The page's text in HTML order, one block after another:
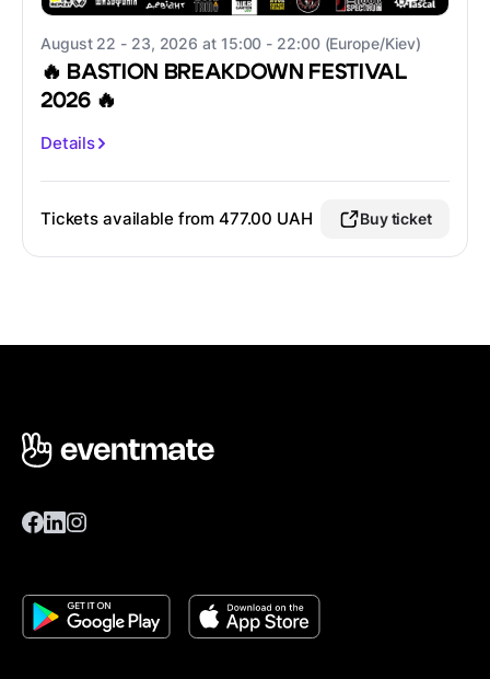
August 22 - 23, 2026 at 15:00 - 22:00 (Europe/Kiev)
🔥 BASTION BREAKDOWN FESTIVAL
2026 🔥
Details
Tickets available from477.00 UAH Buy ticket